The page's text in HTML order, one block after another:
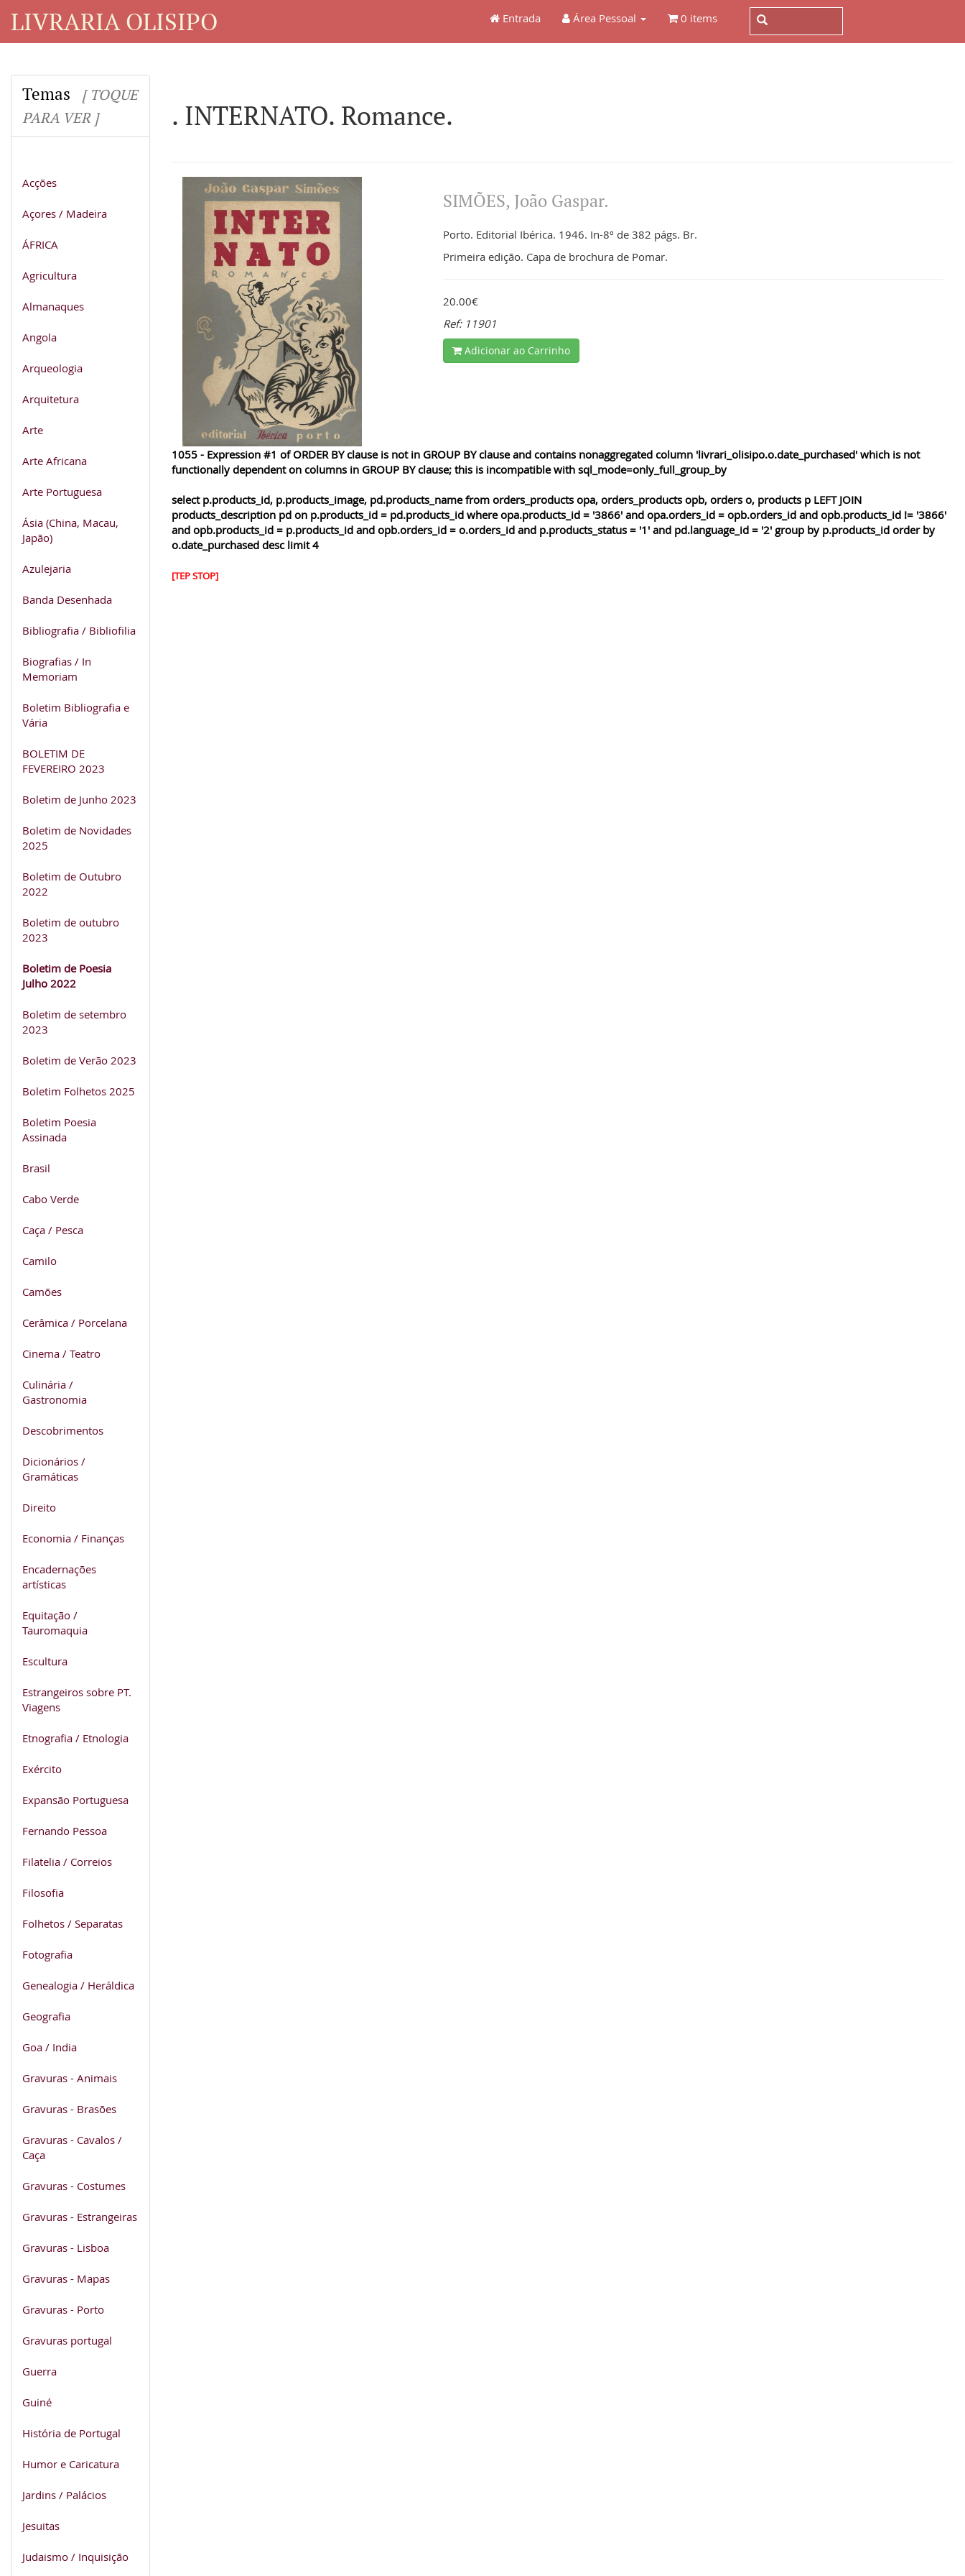
LIVRARIA OLISIPO Entrada Área Pessoal 0 items
Temas
[ TOQUE
PARA VER ]
Acções
Açores / Madeira
ÁFRICA
Agricultura
Almanaques
Angola
Arqueologia
Arquitetura
Arte
Arte Africana
Arte Portuguesa
Ásia (China, Macau,
Japão)
Azulejaria
Banda Desenhada
Bibliografia / Bibliofilia
Biografias / In
Memoriam
Boletim Bibliografia e
Vária
BOLETIM DE
FEVEREIRO 2023
Boletim de Junho 2023
Boletim de Novidades
2025
Boletim de Outubro
2022
Boletim de outubro
2023
Boletim de Poesia
Julho 2022
Boletim de setembro
2023
Boletim de Verão 2023
Boletim Folhetos 2025
Boletim Poesia
Assinada
Brasil
Cabo Verde
Caça / Pesca
Camilo
Camões
Cerâmica / Porcelana
Cinema / Teatro
Culinária /
Gastronomia
Descobrimentos
Dicionários /
Gramáticas
Direito
Economia / Finanças
Encadernações
artísticas
Equitação /
Tauromaquia
Escultura
Estrangeiros sobre PT.
Viagens
Etnografia / Etnologia
Exército
Expansão Portuguesa
Fernando Pessoa
Filatelia / Correios
Filosofia
Folhetos / Separatas
Fotografia
Genealogia / Heráldica
Geografia
Goa / India
Gravuras - Animais
Gravuras - Brasões
Gravuras - Cavalos /
Caça
Gravuras - Costumes
Gravuras - Estrangeiras
Gravuras - Lisboa
Gravuras - Mapas
Gravuras - Porto
Gravuras portugal
Guerra
Guiné
História de Portugal
Humor e Caricatura
Jardins / Palácios
Jesuitas
Judaismo / Inquisição
. INTERNATO. Romance.
SIMÕES, João Gaspar.
Porto. Editorial Ibérica. 1946. In-8º de 382 págs. Br.
Primeira edição. Capa de brochura de Pomar.
20.00€
Ref: 11901
Adicionar ao Carrinho
1055 - Expression #1 of ORDER BY clause is not in GROUP BY clause and contains nonaggregated column 'livrari_olisipo.o.date_purchased' which is not
functionally dependent on columns in GROUP BY clause; this is incompatible with sql_mode=only_full_group_by
select p.products_id, p.products_image, pd.products_name from orders_products opa, orders_products opb, orders o, products p LEFT JOIN
products_description pd on p.products_id = pd.products_id where opa.products_id = '3866' and opa.orders_id = opb.orders_id and opb.products_id != '3866'
and opb.products_id = p.products_id and opb.orders_id = o.orders_id and p.products_status = '1' and pd.language_id = '2' group by p.products_id order by
o.date_purchased desc limit 4
[TEP STOP]